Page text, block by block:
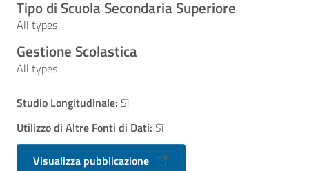
Tipo di Scuola Secondaria Superiore
All types
Gestione Scolastica
All types
Studio Longitudinale: Sì
Utilizzo di Altre Fonti di Dati: Sì
Visualizza pubblicazione